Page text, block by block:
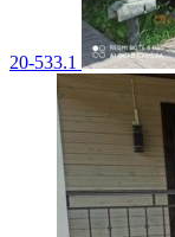
20-533.1